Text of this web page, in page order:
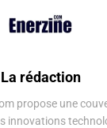
La rédaction
propose une
innovations